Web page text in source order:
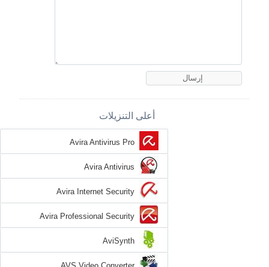
أعلى التنزيلات
Avira Antivirus Pro
Avira Antivirus
Avira Internet Security
Avira Professional Security
AviSynth